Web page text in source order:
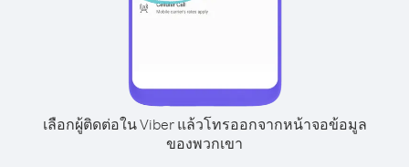
เลือกผู้ติดต่อใน Viber แล้วโทรออกจากหน้าจอข้อมูล
ของพวกเขา